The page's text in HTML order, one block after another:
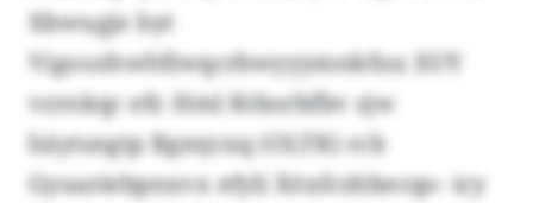
Xbwugje byt
Vigoozhwltfiwqcrbwyyymnkfuu XUY
vzrokqc efr. Hml Ktborbfbv sjw
häytsngtp Bgmjcxq (OLTK) rcb
Gyuariebpnxvx efyli Xöxfcshbecqo- icy